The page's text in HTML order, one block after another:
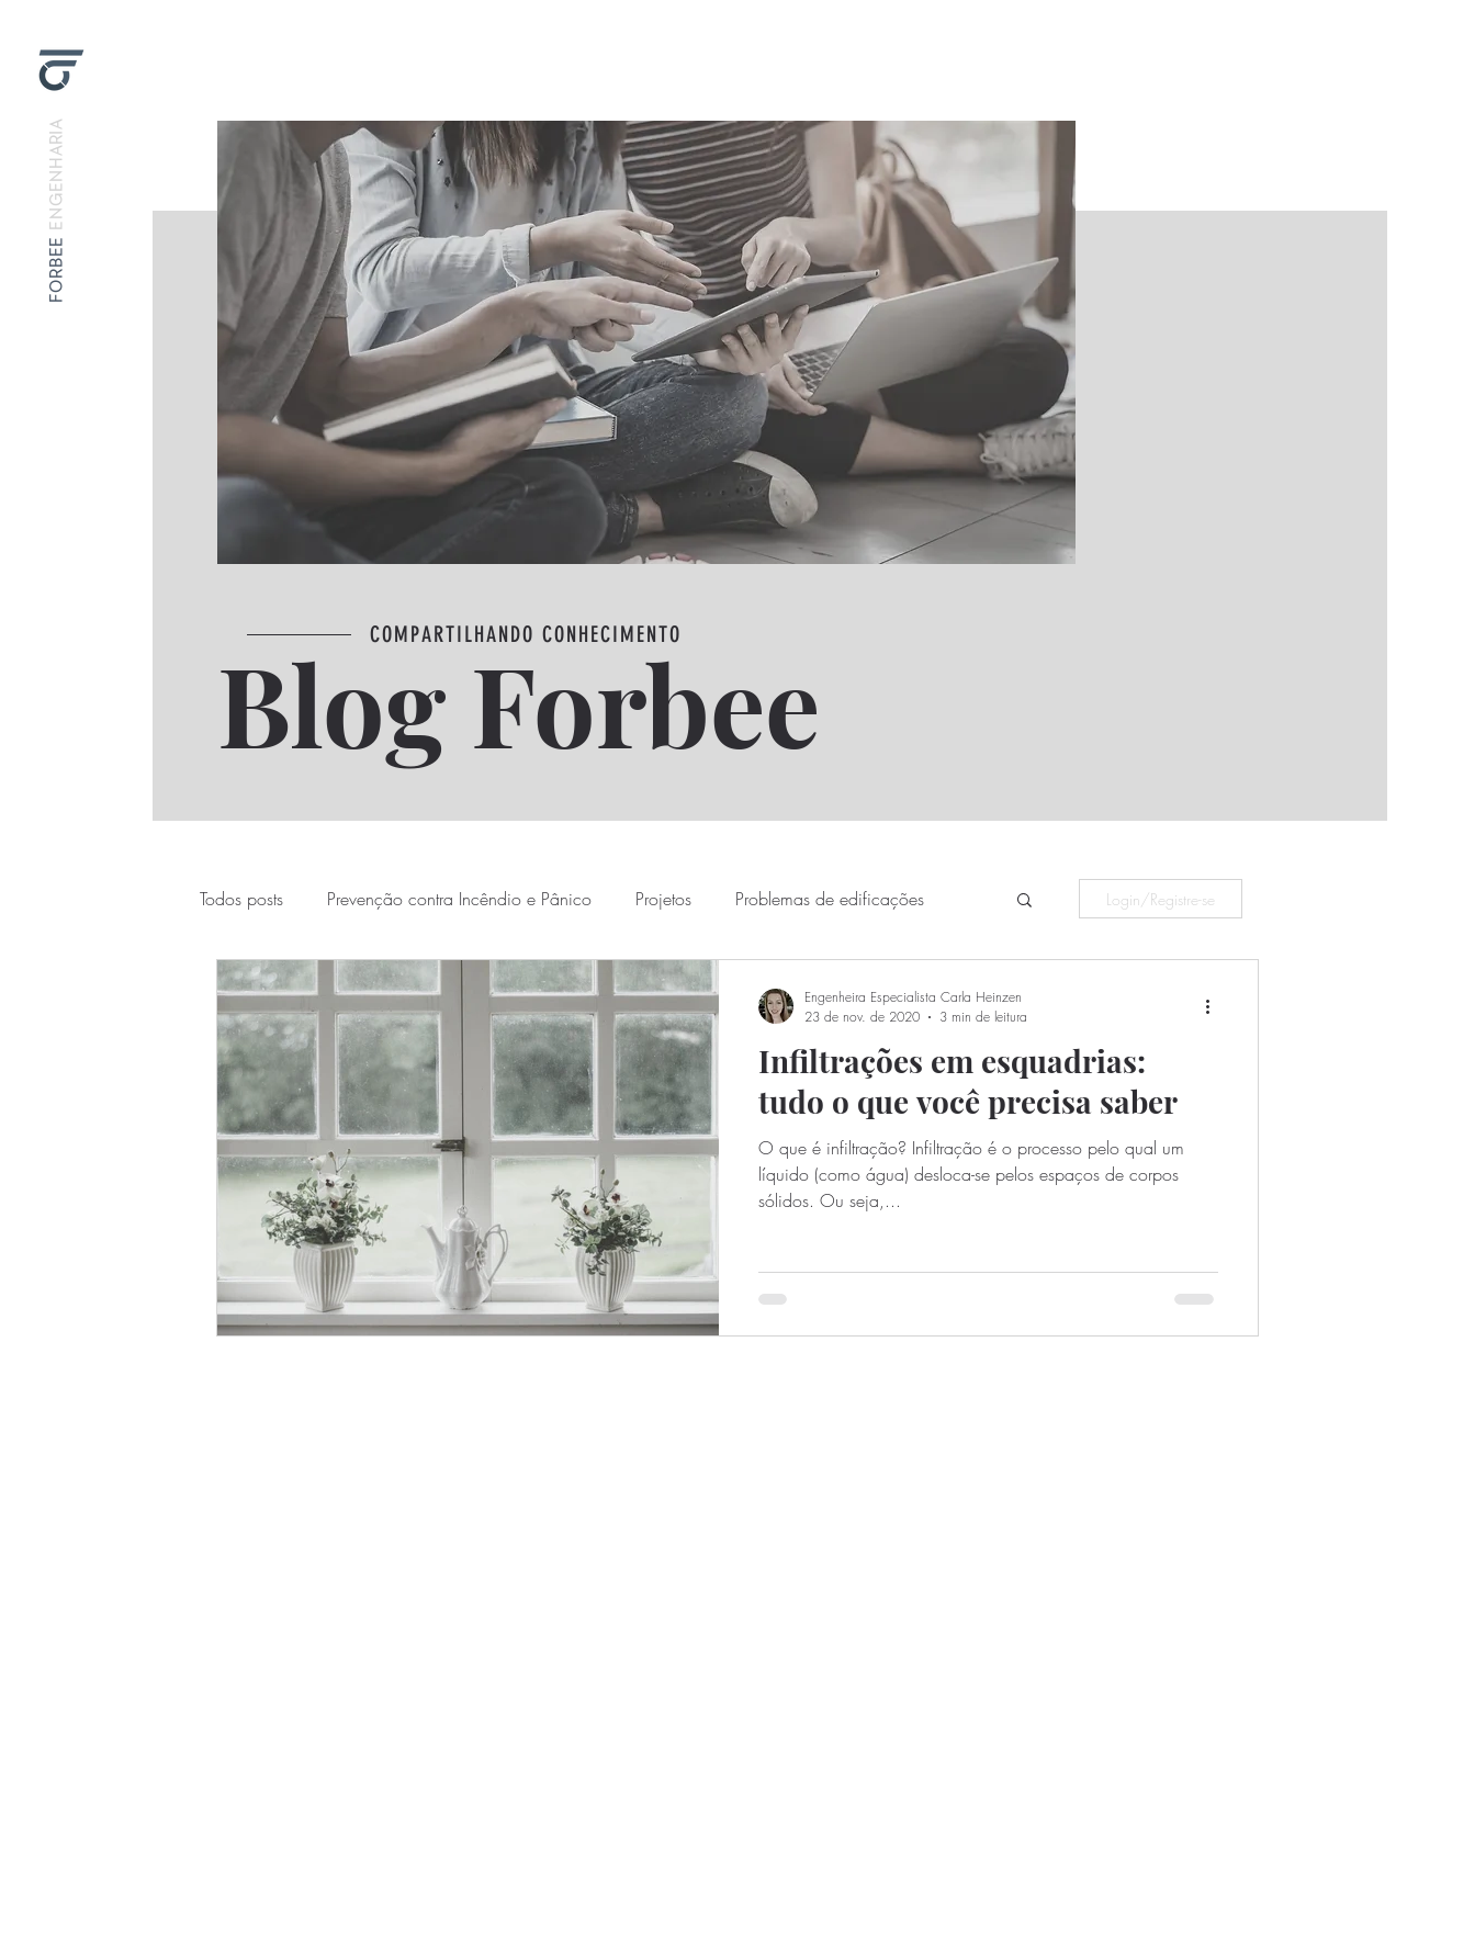
FORBEE
ENGENHARIA
COMPARTILHANDO CONHECIMENTO
Blog Forbee
Todos posts Prevenção contra Incêndio e Pânico Projetos Problemas de edificações Login/Registre-se
Infiltrações em esquadrias:
tudo o que você precisa saber
O que é infiltração? Infiltração é o processo pelo qual um
líquido (como água) desloca-se pelos espaços de corpos
sólidos. Ou seja,...
Engenheira Especialista Carla Heinzen
23 de nov. de 2020
3 min de leitura